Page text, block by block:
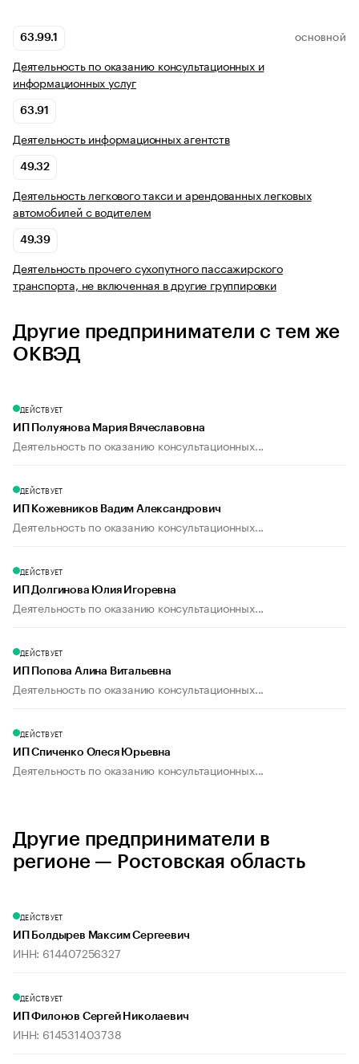
63.99.1 ОСНОВНОЙ
Деятельность по оказанию консультационных и
информационных услуг
63.91
Деятельность информационных агентств
49.32
Деятельность легкового такси и арендованных легковых
автомобилей с водителем
49.39
Деятельность прочего сухопутного пассажирского
транспорта, не включенная в другие группировки
Другие предприниматели с тем же
ОКВЭД
ДЕЙСТВУЕТ
ИП Полуянова Мария Вячеславовна
Деятельность по оказанию консультационных...
ДЕЙСТВУЕТ
ИП Кожевников Вадим Александрович
Деятельность по оказанию консультационных...
ДЕЙСТВУЕТ
ИП Долгинова Юлия Игоревна
Деятельность по оказанию консультационных...
ДЕЙСТВУЕТ
ИП Попова Алина Витальевна
Деятельность по оказанию консультационных...
ДЕЙСТВУЕТ
ИП Спиченко Олеся Юрьевна
Деятельность по оказанию консультационных...
Другие предприниматели в
регионе — Ростовская область
ДЕЙСТВУЕТ
ИП Болдырев Максим Сергеевич
ИНН: 614407256327
ДЕЙСТВУЕТ
ИП Филонов Сергей Николаевич
ИНН: 614531403738